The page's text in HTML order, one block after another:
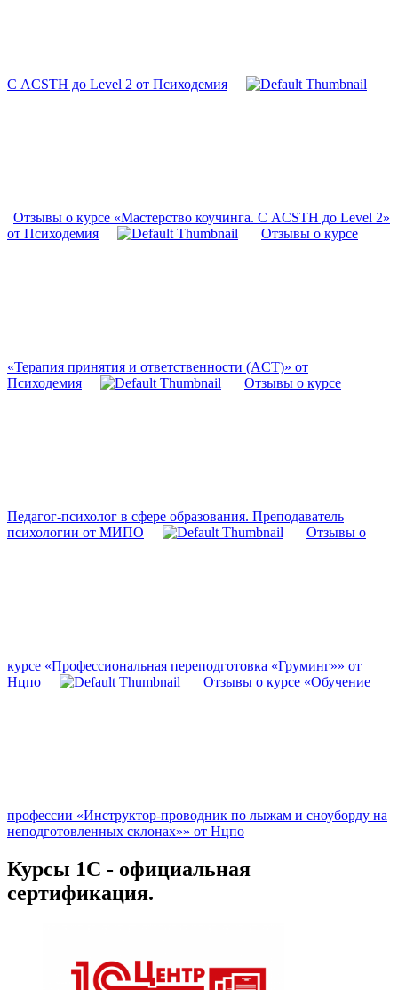
С ACSTH до Level 2 от Психодемия
Отзывы о курсе «Мастерство коучинга. С ACSTH до Level 2»
от Психодемия
Отзывы о курсе
«Терапия принятия и ответственности (ACT)» от
Психодемия
Отзывы о курсе
Педагог-психолог в сфере образования. Преподаватель
психологии от МИПО
Отзывы о
курсе «Профессиональная переподготовка «Груминг»» от
Нцпо
Отзывы о курсе «Обучение
профессии «Инструктор-проводник по лыжам и сноуборду на
неподготовленных склонах»» от Нцпо
Курсы 1С - официальная
сертификация.